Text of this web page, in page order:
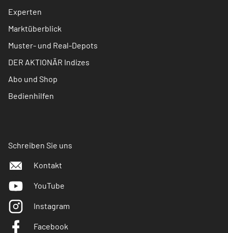
Experten
Marktüberblick
Muster- und Real-Depots
DER AKTIONÄR Indizes
Abo und Shop
Bedienhilfen
Schreiben Sie uns
Kontakt
YouTube
Instagram
Facebook